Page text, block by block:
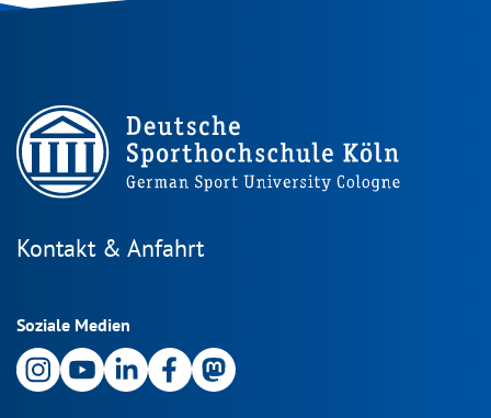
Kontakt & Anfahrt
Soziale Medien